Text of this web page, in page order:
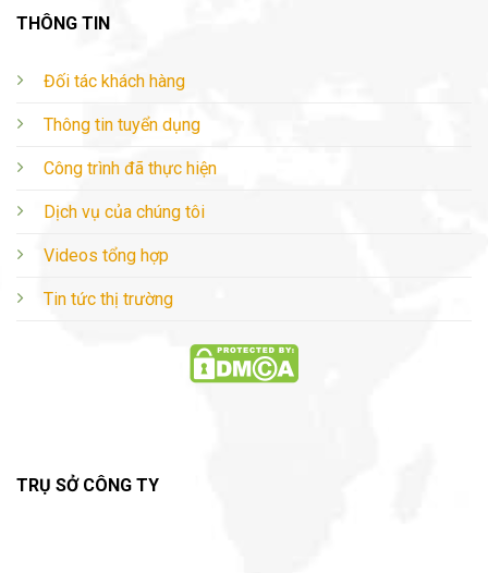
THÔNG TIN
Đối tác khách hàng
Thông tin tuyển dụng
Công trình đã thực hiện
Dịch vụ của chúng tôi
Videos tổng hợp
Tin tức thị trường
TRỤ SỞ CÔNG TY